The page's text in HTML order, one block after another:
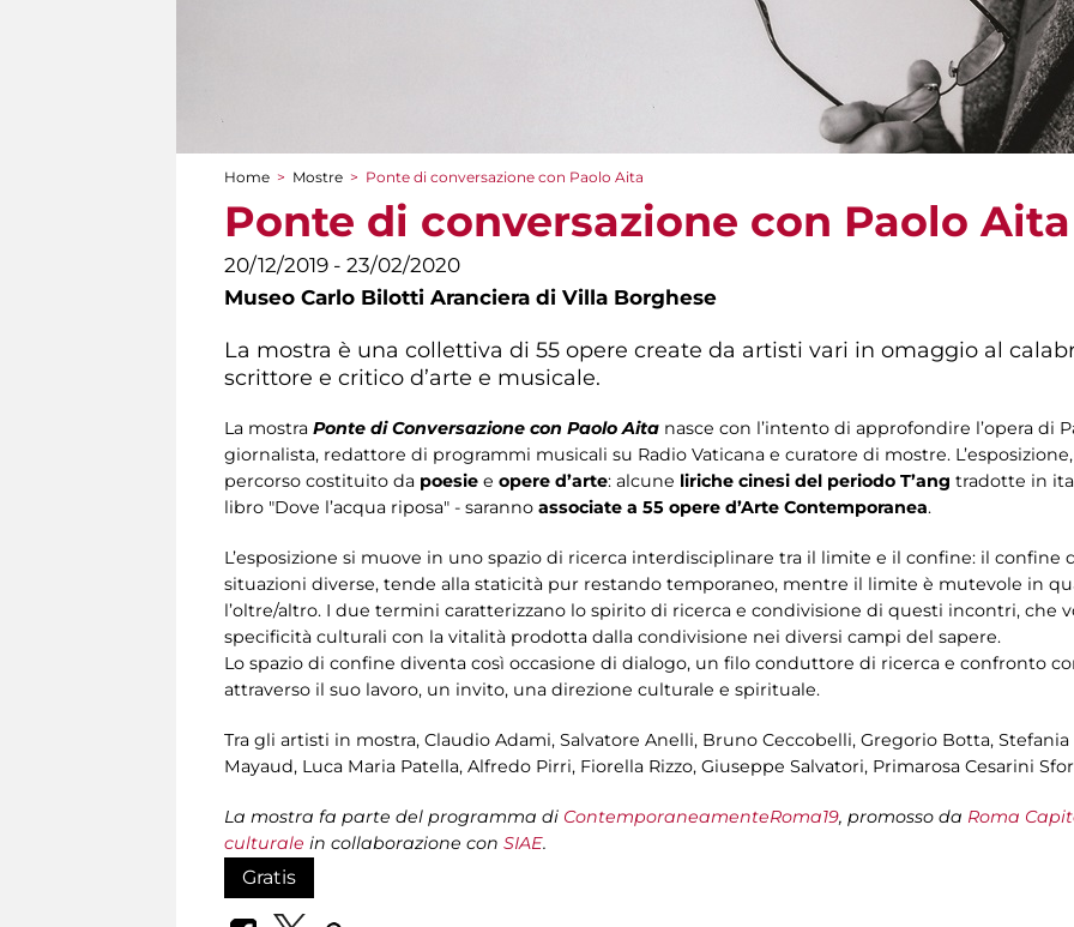
Tu sei qui
Home > Mostre > Ponte di conversazione con Paolo Aita
Ponte di conversazione con Paolo Aita
20/12/2019 - 23/02/2020
Museo Carlo Bilotti Aranciera di Villa Borghese
La mostra è una collettiva di 55 opere create da artisti vari in omaggio al
scrittore e critico d’arte e musicale.
La mostra Ponte di Conversazione con Paolo Aita nasce con l’intento di approfondire l’opera di
giornalista, redattore di programmi musicali su Radio Vaticana e curatore di mostre.
percorso costituito da poesie e opere d’arte: alcune liriche cinesi del periodo T’ang tradotte in
libro "Dove l’acqua riposa" - saranno associate a 55 opere d’Arte Contemporanea.
L’esposizione si muove in uno spazio di ricerca interdisciplinare tra il limite e il confine: il confine
situazioni diverse, tende alla staticità pur restando temporaneo, mentre il limite è mutevole in
l’oltre/altro. I due termini caratterizzano lo spirito di ricerca e condivisione di questi incontri, che
specificità culturali con la vitalità prodotta dalla condivisione nei diversi campi del sapere.
Lo spazio di confine diventa così occasione di dialogo, un filo conduttore di ricerca e confronto
attraverso il suo lavoro, un invito, una direzione culturale e spirituale.
Tra gli artisti in mostra, Claudio Adami, Salvatore Anelli, Bruno Ceccobelli, Gregorio Botta,
Mayaud, Luca Maria Patella, Alfredo Pirri, Fiorella Rizzo, Giuseppe Salvatori, Primarosa Cesarini
La mostra fa parte del programma di ContemporaneamenteRoma19, promosso da Roma
culturale in collaborazione con SIAE.
Gratis